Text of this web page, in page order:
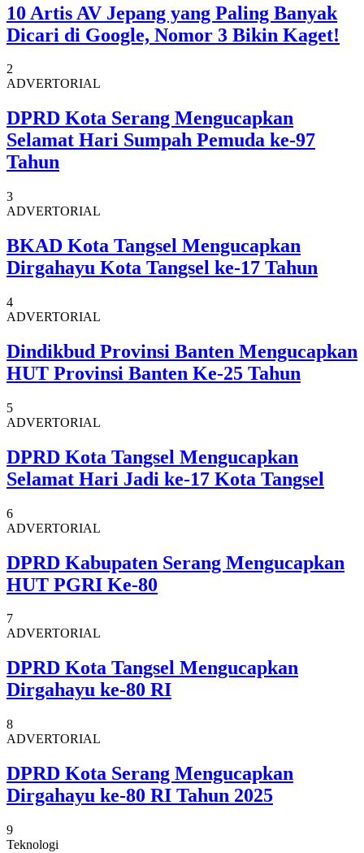
10 Artis AV Jepang yang Paling Banyak
Dicari di Google, Nomor 3 Bikin Kaget!
2
ADVERTORIAL
DPRD Kota Serang Mengucapkan
Selamat Hari Sumpah Pemuda ke-97
Tahun
3
ADVERTORIAL
BKAD Kota Tangsel Mengucapkan
Dirgahayu Kota Tangsel ke-17 Tahun
4
ADVERTORIAL
Dindikbud Provinsi Banten Mengucapkan
HUT Provinsi Banten Ke-25 Tahun
5
ADVERTORIAL
DPRD Kota Tangsel Mengucapkan
Selamat Hari Jadi ke-17 Kota Tangsel
6
ADVERTORIAL
DPRD Kabupaten Serang Mengucapkan
HUT PGRI Ke-80
7
ADVERTORIAL
DPRD Kota Tangsel Mengucapkan
Dirgahayu ke-80 RI
8
ADVERTORIAL
DPRD Kota Serang Mengucapkan
Dirgahayu ke-80 RI Tahun 2025
9
Teknologi